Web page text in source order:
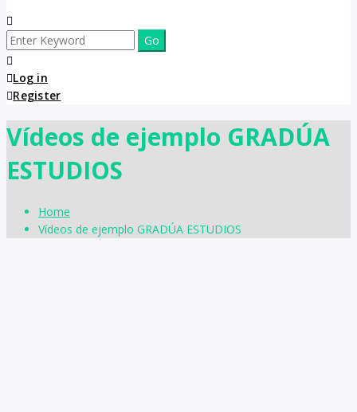
Log in
Register
Vídeos de ejemplo GRADÚA
ESTUDIOS
Home
Vídeos de ejemplo GRADÚA ESTUDIOS